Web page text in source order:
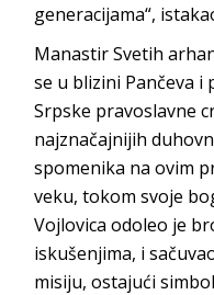
generacijama“,
Manastir Svetih
se u blizini Pančeva
Srpske pravoslavne
najznačajnijih
spomenika na ovim
veku, tokom svoje
Vojlovica odoleo je
iskušenjima, i
misiju, ostajući